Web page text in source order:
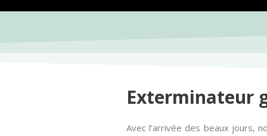
Exterminateur
Avec l’arrivée des beaux jours,